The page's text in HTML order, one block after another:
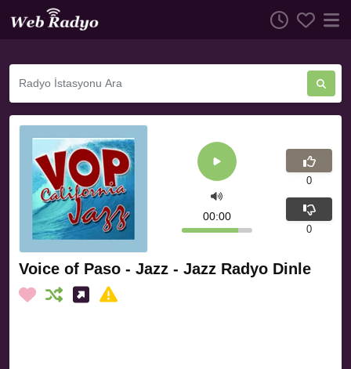
Voice of Paso - Jazz - Jazz Radyo Dinle
00:00
0
0